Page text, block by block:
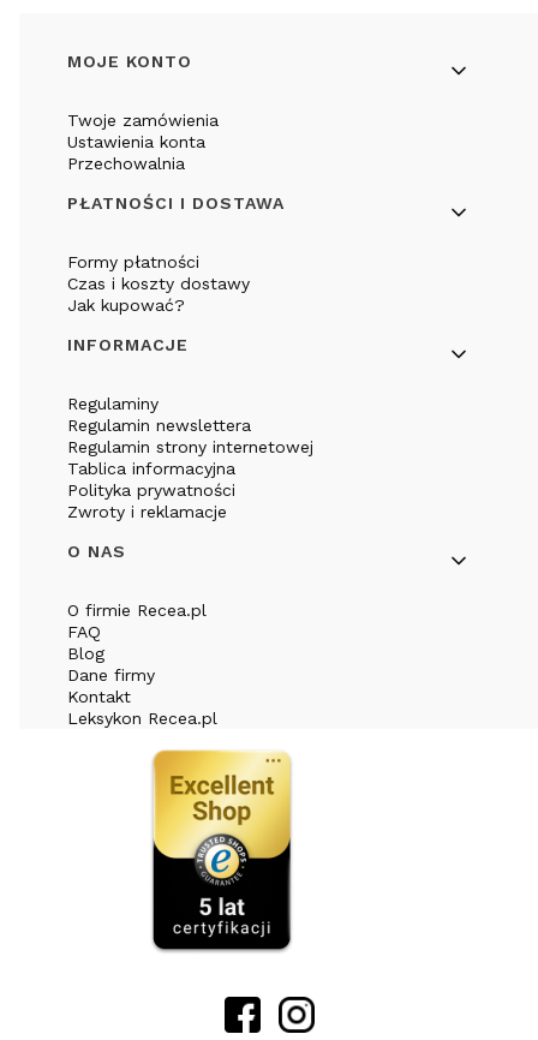
Linki w stopce
MOJE KONTO
Twoje zamówienia
Ustawienia konta
Przechowalnia
PŁATNOŚCI I DOSTAWA
Formy płatności
Czas i koszty dostawy
Jak kupować?
INFORMACJE
Regulaminy
Regulamin newslettera
Regulamin strony internetowej
Tablica informacyjna
Polityka prywatności
Zwroty i reklamacje
O NAS
O firmie Recea.pl
FAQ
Blog
Dane firmy
Kontakt
Leksykon Recea.pl